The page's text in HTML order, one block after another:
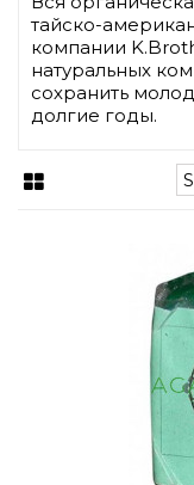
тайско-
компании
натуральных
сохранить
долгие годы.